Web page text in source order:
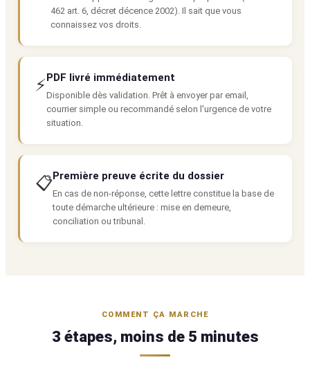
462 art. 6, décret décence 2002). Il sait que vous
connaissez vos droits.
⚡PDF livré immédiatement
Disponible dès validation. Prêt à envoyer par email,
courrier simple ou recommandé selon l'urgence de votre
situation.
📋Première preuve écrite du dossier
En cas de non-réponse, cette lettre constitue la base de
toute démarche ultérieure : mise en demeure,
conciliation ou tribunal.
COMMENT ÇA MARCHE
3 étapes, moins de 5 minutes